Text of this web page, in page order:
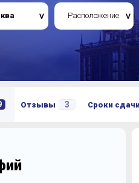
Расположение
Отзывы 3 Сроки